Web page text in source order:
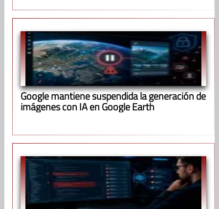
Google mantiene suspendida la generación de
imágenes con IA en Google Earth